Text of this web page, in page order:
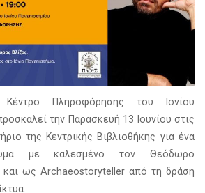
Πληροφόρησης του Ιονίου
την Παρασκευή 13 Ιουνίου στις
της Κεντρικής Βιβλιοθήκης για ένα
με καλεσμένο τον Θεόδωρο
ως Archaeostoryteller από τη δράση